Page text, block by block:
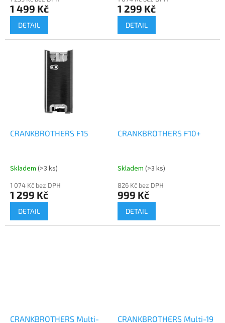
1 499 Kč
DETAIL
1 299 Kč
DETAIL
CRANKBROTHERS F15
Skladem (>3 ks)
1 074 Kč bez DPH
1 299 Kč
DETAIL
CRANKBROTHERS F10+
Skladem (>3 ks)
826 Kč bez DPH
999 Kč
DETAIL
CRANKBROTHERS Multi- CRANKBROTHERS Multi-19